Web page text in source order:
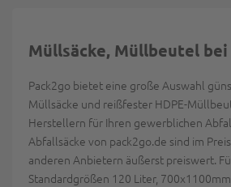
Müllsäcke, Müllbeutel bei
Pack2go bietet eine große Auswahl
Müllsäcke und reißfester HDPE-
Herstellern für Ihren gewerblichen
Abfallsäcke von pack2go.de sind im
anderen Anbietern äußerst preiswert.
Standardgrößen 120 Liter,